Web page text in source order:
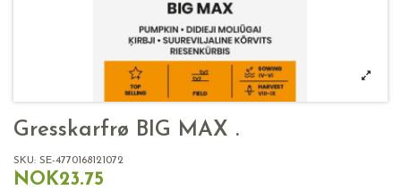
Gresskarfrø BIG MAX .
SKU: SE-4770168121072
NOK23.75